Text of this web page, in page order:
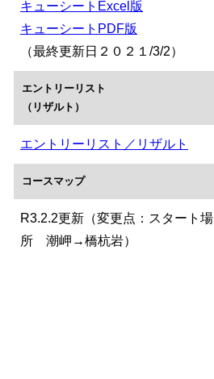
キューシートExcel版
キューシートPDF版
（最終更新日２０２１/3/2）
エントリーリスト
（リザルト）
エントリーリスト／リザルト
コースマップ
R3.2.2更新（変更点：スタート場
所 潮岬→橋杭岩）